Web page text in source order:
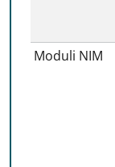
Moduli NIM